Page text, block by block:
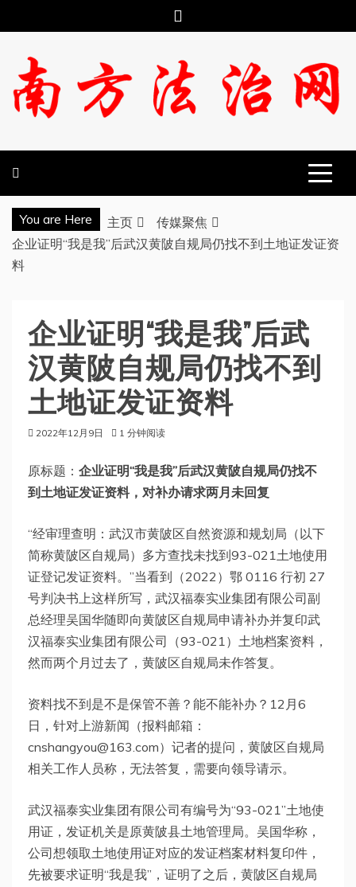
至
You are Here 主页
传媒聚焦
企业证明“我是我”后武汉黄陂自规局仍找不到土地证发证资
料
企业证明“我是我”后武
汉黄陂自规局仍找不到
土地证发证资料
2022年12月9日 1 分钟阅读
原标题： 企业证明“我是我”后武汉黄陂自规局仍找不
到土地证发证资料，对补办请求两月未回复
“经审理查明：武汉市黄陂区自然资源和规划局（以下
简称黄陂区自规局）多方查找未找到93-021土地使用
证登记发证资料。”当看到（2022）鄂 0116 行初 27
号判决书上这样所写，武汉福泰实业集团有限公司副
总经理吴国华随即向黄陂区自规局申请补办并复印武
汉福泰实业集团有限公司（93-021）土地档案资料，
然而两个月过去了，黄陂区自规局未作答复。
资料找不到是不是保管不善？能不能补办？12月6
日，针对上游新闻（报料邮箱：
cnshangyou@163.com）记者的提问，黄陂区自规局
相关工作人员称，无法答复，需要向领导请示。
武汉福泰实业集团有限公司有编号为“93-021”土地使
用证，发证机关是原黄陂县土地管理局。吴国华称，
公司想领取土地使用证对应的发证档案材料复印件，
先被要求证明“我是我”，证明了之后，黄陂区自规局